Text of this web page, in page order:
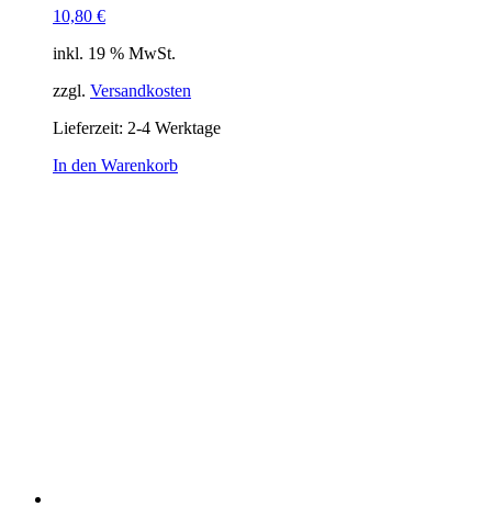
10,80 €
inkl. 19 % MwSt.
zzgl. Versandkosten
Lieferzeit: 2-4 Werktage
In den Warenkorb